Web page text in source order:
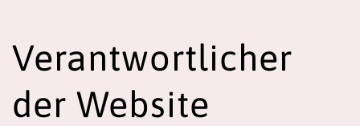
Verantwortlicher
der Website